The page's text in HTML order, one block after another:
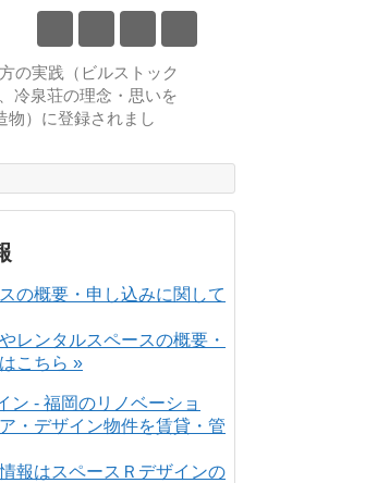
の実践（ビルストック
冷泉荘の理念・思いを
物）に登録されまし
レンタルスペースの概要・
こちら »
報はスペースＲデザインの